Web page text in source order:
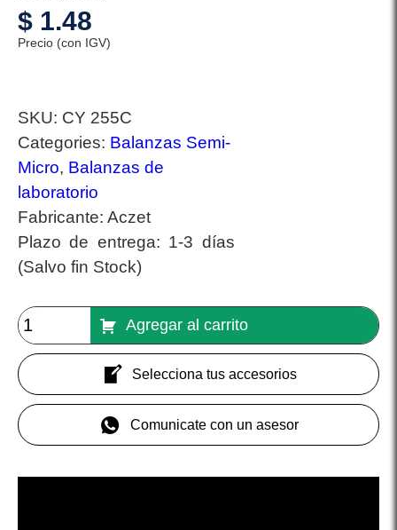
$ 1.48
Precio (con IGV)
SKU: CY 255C
Categories: Balanzas Semi-
Micro, Balanzas de
laboratorio
Fabricante: Aczet
Plazo de entrega: 1-3 días
(Salvo fin Stock)
Agregar al carrito
Selecciona tus accesorios
Comunicate con un asesor